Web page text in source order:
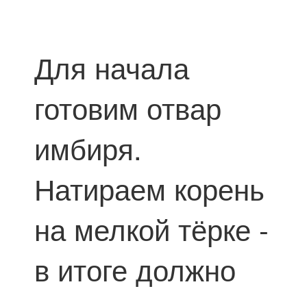
Для начала
готовим отвар
имбиря.
Натираем корень
на мелкой тёрке -
в итоге должно